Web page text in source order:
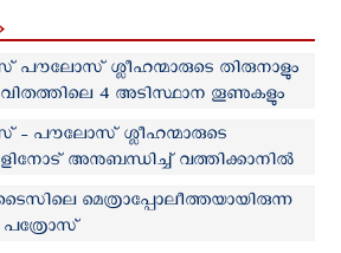
പൗലോസ് ശ്ലീഹന്മാരുടെ തിരുനാളും
4 അടിസ്ഥാന തൂണുകളും
- പൗലോസ് ശ്ലീഹന്മാരുടെ
അനുബന്ധിച്ച് വത്തിക്കാനിൽ
കൺസിസ്റ്ററി
മെത്രാപ്പോലീത്തയായിരുന്ന
പത്രോസ്